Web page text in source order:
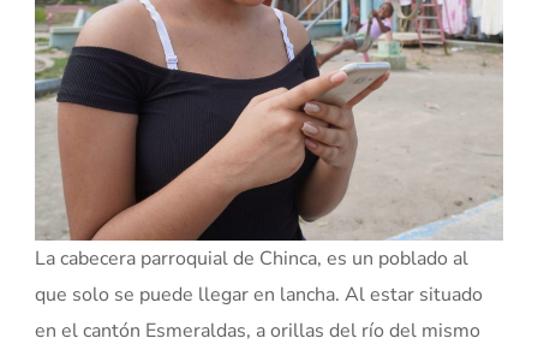
La cabecera parroquial de Chinca, es un poblado al
que solo se puede llegar en lancha. Al estar situado
en el cantón Esmeraldas, a orillas del río del mismo